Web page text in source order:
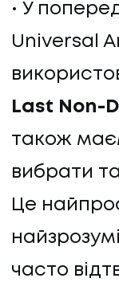
У
Universal
Last Non-
також
вибрати та
Це
часто